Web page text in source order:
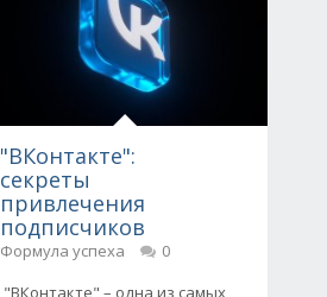
"ВКонтакте":
секреты
привлечения
подписчиков
Формула успеха
0
"ВКонтакте" – одна из самых